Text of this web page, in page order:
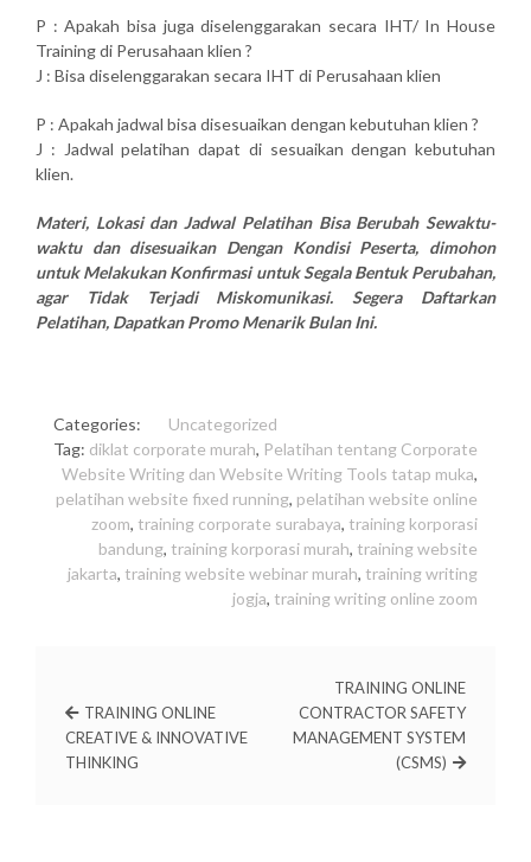
P : Apakah bisa juga diselenggarakan secara IHT/ In House
Training di Perusahaan klien ?
J : Bisa diselenggarakan secara IHT di Perusahaan klien
P : Apakah jadwal bisa disesuaikan dengan kebutuhan klien ?
J : Jadwal pelatihan dapat di sesuaikan dengan kebutuhan
klien.
Materi, Lokasi dan Jadwal Pelatihan Bisa Berubah Sewaktu-
waktu dan disesuaikan Dengan Kondisi Peserta, dimohon
untuk Melakukan Konfirmasi untuk Segala Bentuk Perubahan,
agar Tidak Terjadi Miskomunikasi. Segera Daftarkan
Pelatihan, Dapatkan Promo Menarik Bulan Ini.
Categories:
Uncategorized
Tag: diklat corporate murah, Pelatihan tentang Corporate
Website Writing dan Website Writing Tools tatap muka,
pelatihan website fixed running, pelatihan website online
zoom, training corporate surabaya, training korporasi
bandung, training korporasi murah, training website
jakarta, training website webinar murah, training writing
jogja, training writing online zoom
TRAINING ONLINE
CREATIVE & INNOVATIVE
THINKING
TRAINING ONLINE
CONTRACTOR SAFETY
MANAGEMENT SYSTEM
(CSMS)